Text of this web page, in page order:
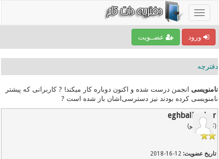
ورود عضــویت
دفترچه
نامنویسی انجمن درست شده و اکنون دوباره کار میکند! ? کاربرانی که پیشتر
نامنویسی کرده بودند نیز دسترسی‌اشان باز شده است ?
eghbalbarber
(کاربر عضو)
تاریخ عضویت: 12-16-2018